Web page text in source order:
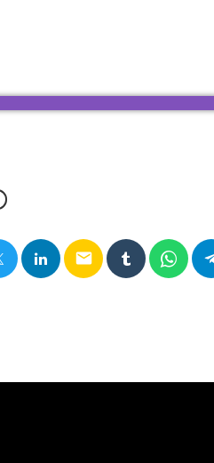
email